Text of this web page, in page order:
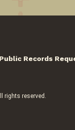
Public Records
rights reserved.